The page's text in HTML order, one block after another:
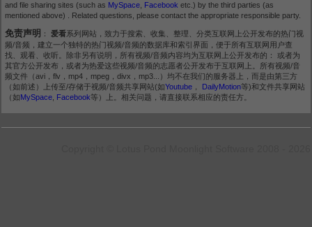
and file sharing sites (such as MySpace Facebook etc.) by the third parties (as
mentioned above) . Related questions, please contact the appropriate responsible party.
免责声明 ： 爱看系列网站，致力于搜索、收集、整理、分类互联网上公开发布的热门视
频/音频，建立一个独特的热门视频/音频的数据库和索引界面，便于所有互联网用户查
找、观看、收听。除非另有说明，所有视频/音频内容均为互联网上公开发布的： 或者为
其官方公开发布，或者为热爱这些视频/音频的志愿者公开发布于互联网上。所有视频/音
频文件（avi，flv，mp4，mpeg，divx，mp3...）均不在我们的服务器上，而是由第三方
（如前述）上传至/存储于视频/音频共享网站(如Youtube DailyMotion等)和文件共享网站
（如MySpace Facebook等）上。相关问题，请直接联系相应的责任方。